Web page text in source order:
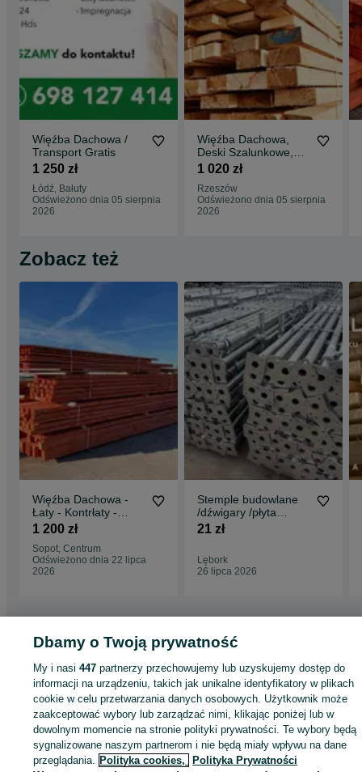
Więźba Dachowa /
Transport Gratis
1 250 zł
Łódź, Bałuty
Odświeżono dnia 05 sierpnia
2026
Więźba Dachowa,
Deski Szalunkowe,
Transport FREE/ HDS
1 020 zł
Rzeszów
Odświeżono dnia 05 sierpnia
2026
Zobacz też
Więźba Dachowa -
Łaty - Kontrłaty -
CENA Z
1 200 zł
Sopot, Centrum
Odświeżono dnia 22 lipca
2026
Stemple budowlane
/dźwigary /płyta
szalunkowa/Glowice
21 zł
Lębork
26 lipca 2026
- Pomorskie
Więźby i podbitki - Gdynia Więźby i podbitki - Babie Doły
KATEGORIA
ID:949462976 Wyświetlenia:
Dbamy o Twoją prywatność
My i nasi447 partnerzy przechowujemy lub uzyskujemy dostęp do
informacji na urządzeniu, takich jak unikalne identyfikatory w plikach
cookie w celu przetwarzania danych osobowych. Użytkownik może
zaakceptować wybory lub zarządzać nimi, klikając poniżej lub w
dowolnym momencie na stronie polityki prywatności. Te wybory będą
sygnalizowane naszym partnerom i nie będą miały wpływu na dane
przeglądania. Polityka cookies, Polityka Prywatności